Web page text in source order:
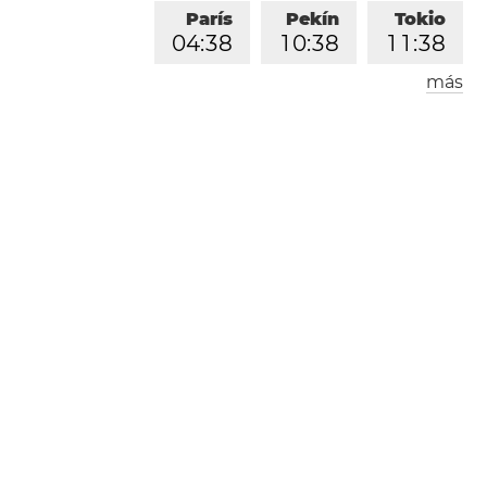
Tokio
1 1 :38
Pekín
1 0:38
París
04:38
Londres
más